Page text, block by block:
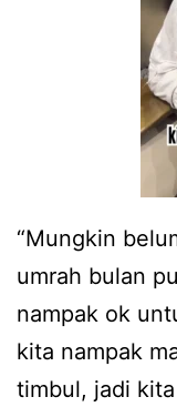
“Mungkin
umrah bulan
nampak ok
kita nampak
timbul, jadi